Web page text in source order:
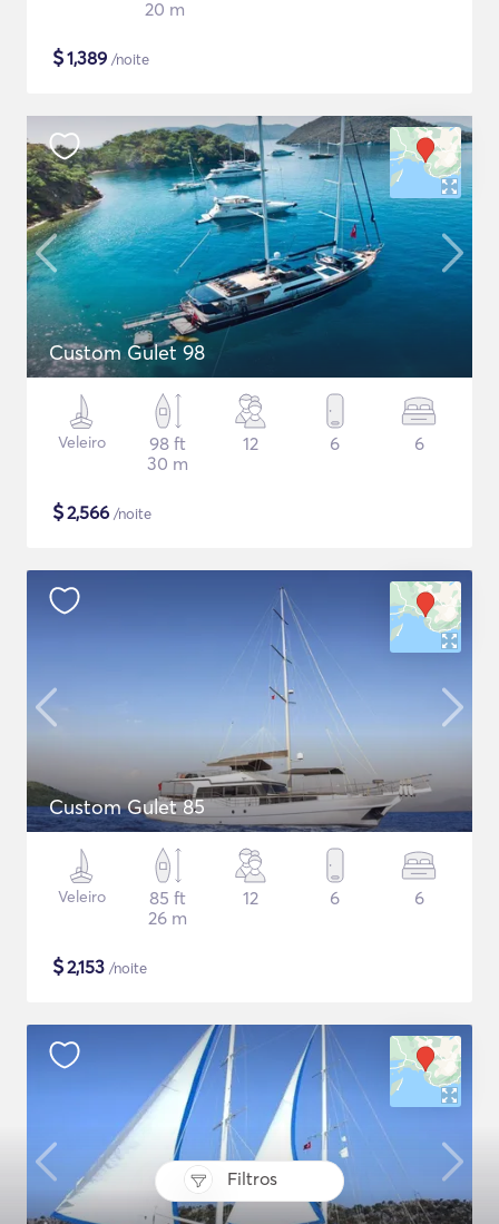
Filtros
20 m
$1,389 /noite
Custom Gulet 98
Veleiro
98 ft
30 m
12 6 6
$2,566 /noite
Custom Gulet 85
Veleiro
85 ft
26 m
12 6 6
$2,153 /noite